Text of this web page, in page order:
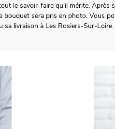
le savoir-faire qu’il mérite.
sera pris en photo. Vous
sa livraison à Les Rosiers-Sur-